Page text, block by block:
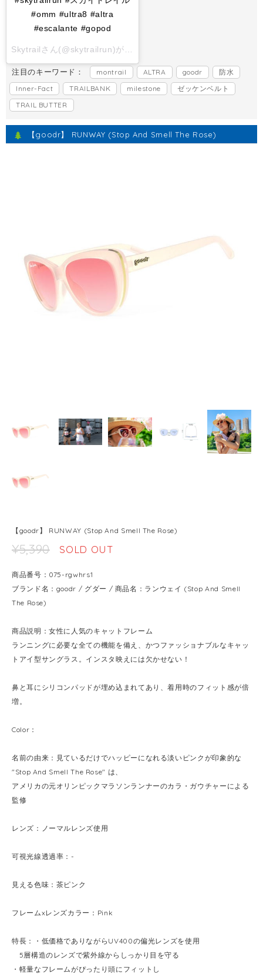
#omm #ultra8 #altra
#escalante #gopod
Skytrailさん(@skytrailrun)がシェアした投稿 -
注目のキーワード： montrail ALTRA goodr
防水
Inner-Fact
TRAILBANK milestone
ゼッケンベルト
TRAIL BUTTER
【goodr】 RUNWAY (Stop And Smell The Rose)
【goodr】 RUNWAY (Stop And Smell The Rose)
¥5,390 SOLD OUT
商品番号：075-rgwhrs1
ブランド名：goodr / グダー / 商品名：ランウェイ (Stop And Smell
The Rose)
商品説明：女性に人気のキャットフレーム
ランニングに必要な全ての機能を備え、かつファッショナブルなキャッ
トアイ型サングラス。インスタ映えには欠かせない！
鼻と耳にシリコンパッドが埋め込まれてあり、着用時のフィット感が倍
増。
Color：
名前の由来：見ているだけでハッピーになれる淡いピンクが印象的な
"Stop And Smell The Rose" は、
アメリカの元オリンピックマラソンランナーのカラ・ガウチャーによる
監修
レンズ：ノーマルレンズ使用
可視光線透過率：-
見える色味：茶ピンク
フレームxレンズカラー：Pink
特長：・低価格でありながらUV400の偏光レンズを使用
5層構造のレンズで紫外線からしっかり目を守る
・軽量なフレームがぴったり頭にフィットし